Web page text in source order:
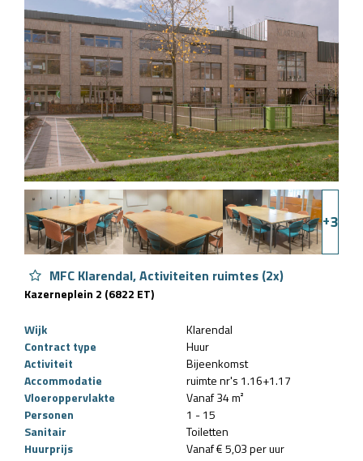
+3
MFC Klarendal, Activiteiten ruimtes (2x)
Kazerneplein 2 (6822 ET)
Wijk
Klarendal
Contract type
Huur
Activiteit
Bijeenkomst
Accommodatie
ruimte nr's 1.16+1.17
Vloeroppervlakte
Vanaf 34 m²
Personen
1 - 15
Sanitair
Toiletten
Huurprijs
Vanaf € 5,03 per uur